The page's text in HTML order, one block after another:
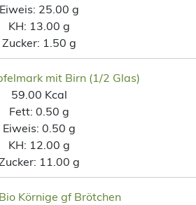
Eiweis: 25.00 g
KH: 13.00 g
Zucker: 1.50 g
mit Birn (1/2 Glas)
59.00 Kcal
Fett: 0.50 g
Eiweis: 0.50 g
KH: 12.00 g
11.00 g
Körnige gf Brötchen